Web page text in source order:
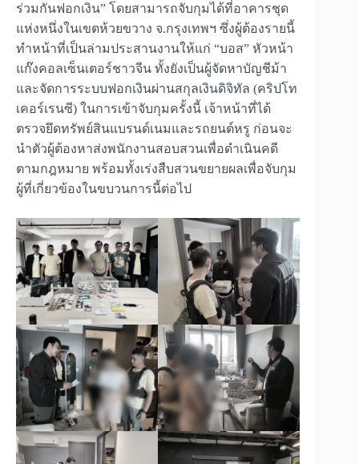
ร่วมกันฟอกเงิน” โดยสามารถจับกุมได้ที่อาคารชุด
แห่งหนึ่งในเขตห้วยขวาง จ.กรุงเทพฯ ซึ่งผู้ต้องรายนี้
ทำหน้าที่เป็นล่ามประสานงานให้แก่ “บอส” หัวหน้า
แก๊งคอลเซ็นเตอร์ชาวจีน ทั้งยังเป็นผู้จัดหาบัญชีม้า
และจัดการระบบฟอกเงินผ่านสกุลเงินดิจิทัล (คริปโท
เคอร์เรนซี) ในการเข้าจับกุมครั้งนี้ เจ้าหน้าที่ได้
ตรวจยึดทรัพย์สินแบรนด์เนมและรถยนต์หรู ก่อนจะ
นำตัวผู้ต้องหาส่งพนักงานสอบสวนเพื่อดำเนินคดี
ตามกฎหมาย พร้อมทั้งเร่งสืบสวนขยายผลเพื่อจับกุม
ผู้ที่เกี่ยวข้องในขบวนการนี้ต่อไป